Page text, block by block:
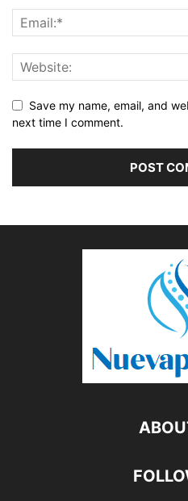
Save my name, email, and
next time I comment.